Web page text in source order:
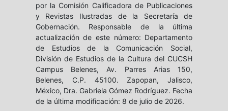
por la Comisión Calificadora de Publicaciones
y Revistas Ilustradas de la Secretaría de
Gobernación. Responsable de la última
actualización de este número: Departamento
de Estudios de la Comunicación Social,
División de Estudios de la Cultura del CUCSH
Campus Belenes, Av. Parres Arias 150,
Belenes, C.P. 45100. Zapopan, Jalisco,
México, Dra. Gabriela Gómez Rodríguez. Fecha
de la última modificación: 8 de julio de 2026.